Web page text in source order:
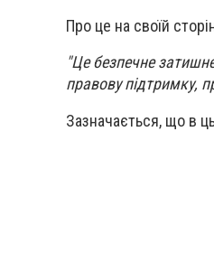
Про це на своїй
"Це безпечне
правову підтримку,
Зазначається, що в